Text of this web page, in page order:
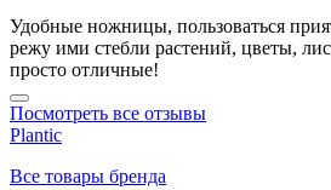
Удобные ножницы, пользоваться
режу ими стебли растений, цветы,
просто отличные!
Посмотреть все отзывы
Plantic
Все товары бренда